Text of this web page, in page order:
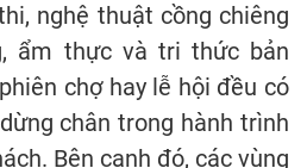
nghệ thuật cồng chiêng
ẩm thực và tri thức bản
chợ hay lễ hội đều có
chân trong hành trình
Bên cạnh đó, các vùng